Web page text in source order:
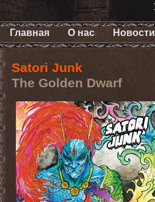
Главная О нас Новости
Satori Junk
The Golden Dwarf